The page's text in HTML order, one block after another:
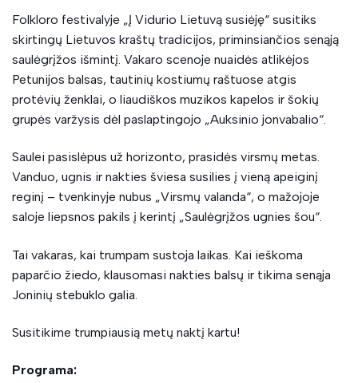
Folkloro festivalyje „Į Vidurio Lietuvą susiėję“ susitiks
skirtingų Lietuvos kraštų tradicijos, priminsiančios senąją
saulėgrįžos išmintį. Vakaro scenoje nuaidės atlikėjos
Petunijos balsas, tautinių kostiumų raštuose atgis
protėvių ženklai, o liaudiškos muzikos kapelos ir šokių
grupės varžysis dėl paslaptingojo „Auksinio jonvabalio“.
Saulei pasislėpus už horizonto, prasidės virsmų metas.
Vanduo, ugnis ir nakties šviesa susilies į vieną apeiginį
reginį – tvenkinyje nubus „Virsmų valanda“, o mažojoje
saloje liepsnos pakils į kerintį „Saulėgrįžos ugnies šou“.
Tai vakaras, kai trumpam sustoja laikas. Kai ieškoma
paparčio žiedo, klausomasi nakties balsų ir tikima senąja
Joninių stebuklo galia.
Susitikime trumpiausią metų naktį kartu!
Programa: